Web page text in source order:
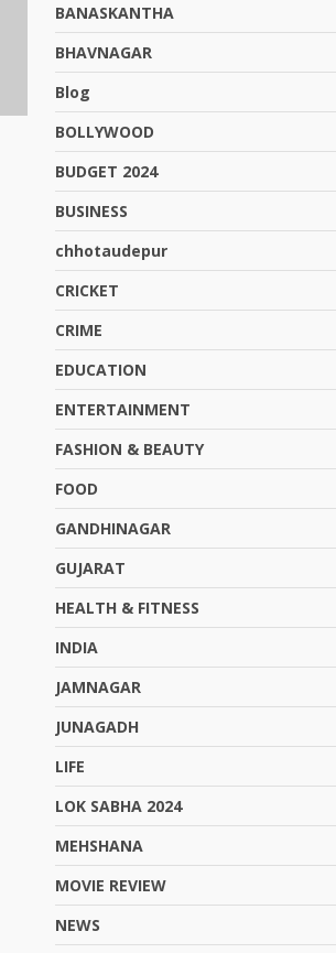
BANASKANTHA
BHAVNAGAR
Blog
BOLLYWOOD
BUDGET 2024
BUSINESS
chhotaudepur
CRICKET
CRIME
EDUCATION
ENTERTAINMENT
FASHION & BEAUTY
FOOD
GANDHINAGAR
GUJARAT
HEALTH & FITNESS
INDIA
JAMNAGAR
JUNAGADH
LIFE
LOK SABHA 2024
MEHSHANA
MOVIE REVIEW
NEWS